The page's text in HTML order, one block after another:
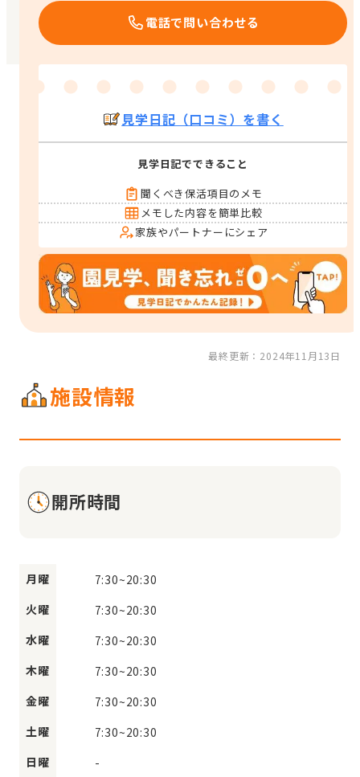
電話で問い合わせる
見学日記（口コミ）を書く
見学日記でできること
聞くべき保活項目のメモ
メモした内容を簡単比較
家族やパートナーにシェア
最終更新：2024年11月13日
施設情報
開所時間
月曜 7:30~20:30
火曜
7:30~20:30
水曜
7:30~20:30
木曜
7:30~20:30
金曜
7:30~20:30
土曜
7:30~20:30
日曜
-